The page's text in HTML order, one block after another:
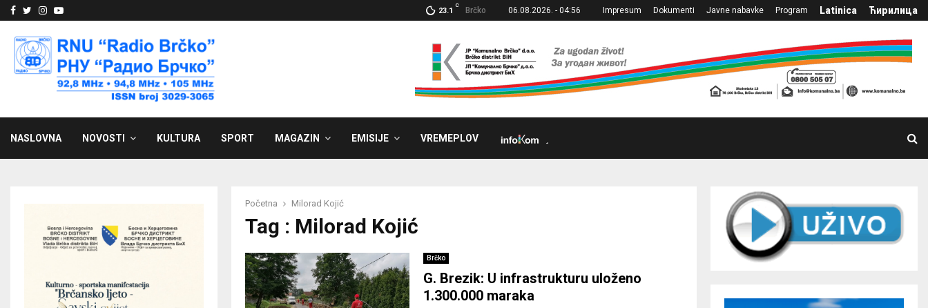
Facebook
Twitter
Instagram
Youtube 23.1
C
Brčko 06.08.2026. - 04:56 Impresum Dokumenti Javne nabavke Program Latinica Ћирилица
NASLOVNA NOVOSTI KULTURA SPORT MAGAZIN EMISIJE VREMEPLOV
Početna Milorad Kojić
Tag : Milorad Kojić
Brčko
G. Brezik: U infrastrukturu uloženo
1.300.000 maraka